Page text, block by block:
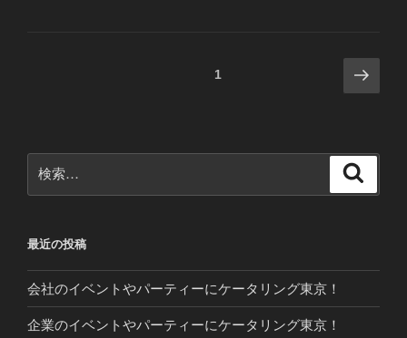
ー
ジ
り
1
次
の
ジ
索:
最近の投稿
会社のイベントやパーティーにケータリング東京！
企業のイベントやパーティーにケータリング東京！